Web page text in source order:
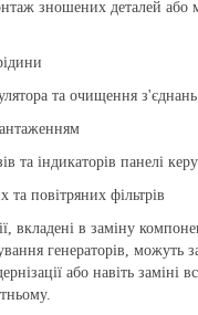
зношених деталей або
та очищення з'єднань
та індикаторів панелі
повітряних фільтрів
вкладені в заміну
генераторів, можуть
або навіть заміні